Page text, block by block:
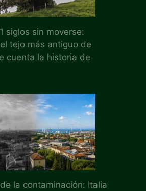
siglos sin moverse:
tejo más antiguo de
cuenta la historia de
la contaminación: Italia